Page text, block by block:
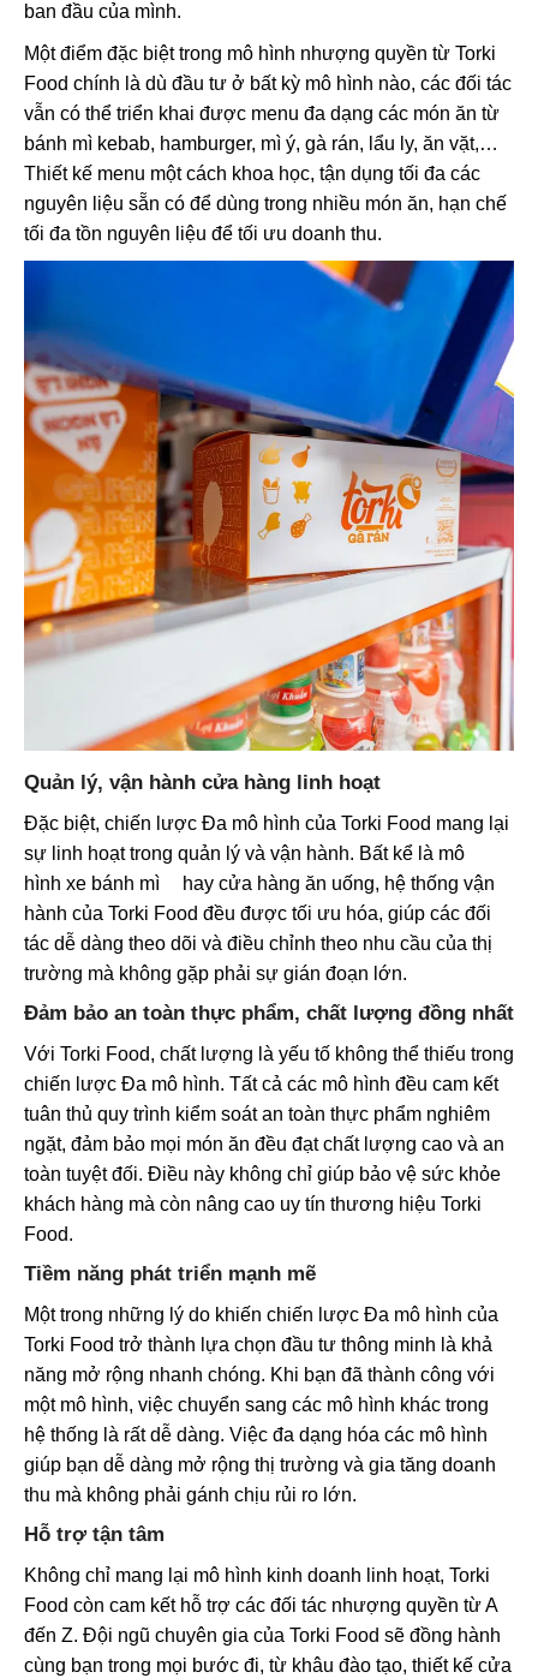
ban đầu của mình.
Một điểm đặc biệt trong mô hình nhượng quyền từ Torki
Food chính là dù đầu tư ở bất kỳ mô hình nào, các đối tác
vẫn có thể triển khai được menu đa dạng các món ăn từ
bánh mì kebab, hamburger, mì ý, gà rán, lẩu ly, ăn vặt,…
Thiết kế menu một cách khoa học, tận dụng tối đa các
nguyên liệu sẵn có để dùng trong nhiều món ăn, hạn chế
tối đa tồn nguyên liệu để tối ưu doanh thu.
Quản lý, vận hành cửa hàng linh hoạt
Đặc biệt, chiến lược Đa mô hình của Torki Food mang lại
sự linh hoạt trong quản lý và vận hành. Bất kể là mô
hình xe bánh mì
hay cửa hàng ăn uống, hệ thống vận
hành của Torki Food đều được tối ưu hóa, giúp các đối
tác dễ dàng theo dõi và điều chỉnh theo nhu cầu của thị
trường mà không gặp phải sự gián đoạn lớn.
Đảm bảo an toàn thực phẩm, chất lượng đồng nhất
Với Torki Food, chất lượng là yếu tố không thể thiếu trong
chiến lược Đa mô hình. Tất cả các mô hình đều cam kết
tuân thủ quy trình kiểm soát an toàn thực phẩm nghiêm
ngặt, đảm bảo mọi món ăn đều đạt chất lượng cao và an
toàn tuyệt đối. Điều này không chỉ giúp bảo vệ sức khỏe
khách hàng mà còn nâng cao uy tín thương hiệu Torki
Food.
Tiềm năng phát triển mạnh mẽ
Một trong những lý do khiến chiến lược Đa mô hình của
Torki Food trở thành lựa chọn đầu tư thông minh là khả
năng mở rộng nhanh chóng. Khi bạn đã thành công với
một mô hình, việc chuyển sang các mô hình khác trong
hệ thống là rất dễ dàng. Việc đa dạng hóa các mô hình
giúp bạn dễ dàng mở rộng thị trường và gia tăng doanh
thu mà không phải gánh chịu rủi ro lớn.
Hỗ trợ tận tâm
Không chỉ mang lại mô hình kinh doanh linh hoạt, Torki
Food còn cam kết hỗ trợ các đối tác nhượng quyền từ A
đến Z. Đội ngũ chuyên gia của Torki Food sẽ đồng hành
cùng bạn trong mọi bước đi, từ khâu đào tạo, thiết kế cửa